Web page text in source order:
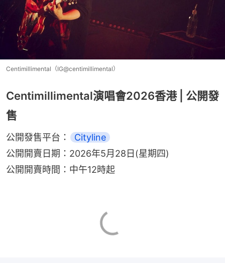
Centimillimental（IG@centimillimental）
Centimillimental演唱會2026香港 | 公開發
售
公開發售平台：
Cityline
公開開賣日期：2026年5月28日(星期四)
公開開賣時間：中午12時起